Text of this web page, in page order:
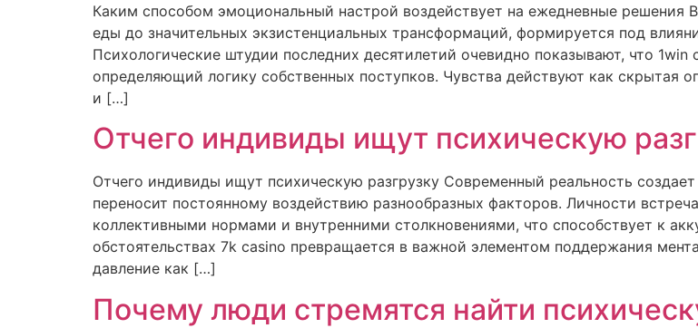
Каким способом эмоциональный настрой воздействует на ежедневные решения
еды до значительных экзистенциальных трансформаций, формируется под
Психологические штудии последних десятилетий очевидно показывают, что
определяющий логику собственных поступков. Чувства действуют как
и […]
Отчего индивиды ищут психическую
Отчего индивиды ищут психическую разгрузку Современный реальность
переносит постоянному воздействию разнообразных факторов. Личности
коллективными нормами и внутренними столкновениями, что способствует к
обстоятельствах 7k casino превращается в важной элементом поддержания
давление как […]
Почему люди стремятся найти